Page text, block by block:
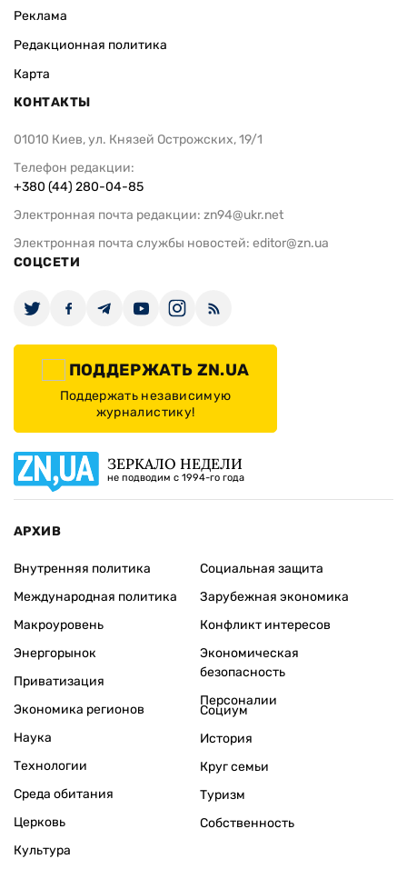
Реклама
Редакционная политика
Карта
КОНТАКТЫ
01010 Киев, ул. Князей Острожских, 19/1
Телефон редакции:
+380 (44) 280-04-85
Электронная почта редакции: zn94@ukr.net
Электронная почта службы новостей: editor@zn.ua
СОЦСЕТИ
ПОДДЕРЖАТЬ ZN.UA
Поддержать независимую
журналистику!
ЗЕРКАЛО НЕДЕЛИ
не подводим с 1994-го года
АРХИВ
Внутренняя политика
Международная политика
Макроуровень
Энергорынок
Приватизация
Экономика регионов
Социальная защита
Зарубежная экономика
Конфликт интересов
Экономическая
безопасность
Персоналии
Наука
Технологии
Среда обитания
Церковь
Культура
Социум
История
Круг семьи
Туризм
Собственность